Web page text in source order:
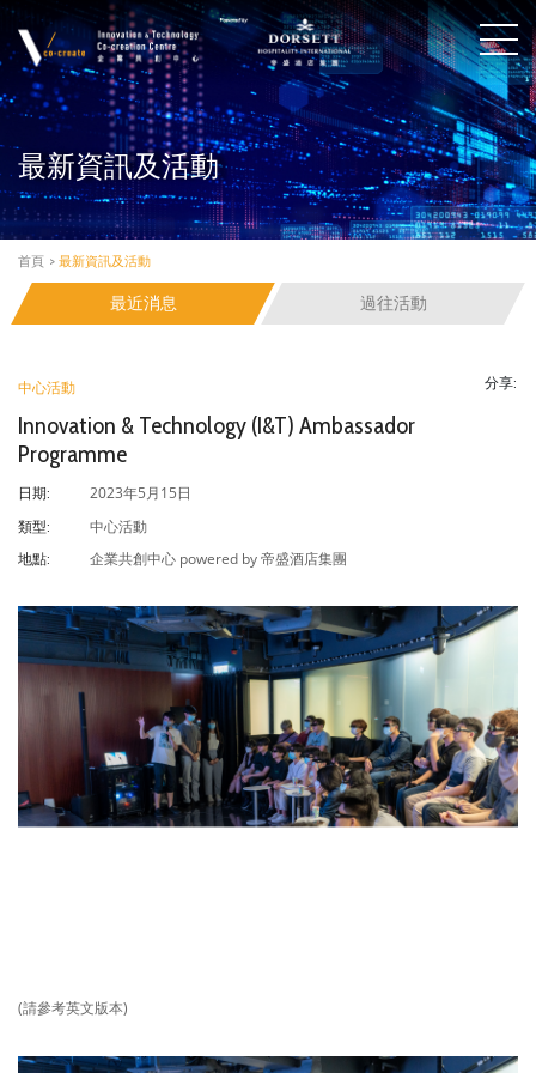
最新資訊及活動
首頁 > 最新資訊及活動
最近消息 過往活動
中心活動 分享:
Innovation & Technology (I&T) Ambassador
Programme
日期: 2023年5月15日
類型: 中心活動
地點: 企業共創中心 powered by 帝盛酒店集團
(請參考英文版本)